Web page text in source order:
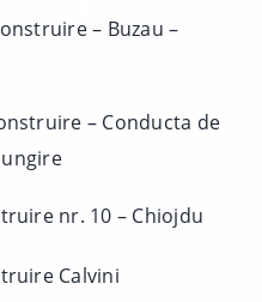
– Buzau –
– Conducta de
nr. 10 – Chiojdu
Calvini